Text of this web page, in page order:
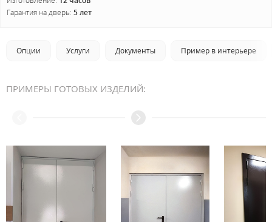
Гарантия на дверь: 5 лет
Опции Услуги Документы Пример в интерьере
ПРИМЕРЫ ГОТОВЫХ ИЗДЕЛИЙ: